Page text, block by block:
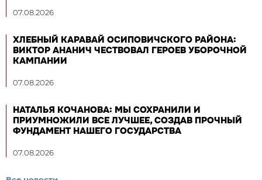
07.08.2026
ХЛЕБНЫЙ КАРАВАЙ ОСИПОВИЧСКОГО РАЙОНА:
ВИКТОР АНАНИЧ ЧЕСТВОВАЛ ГЕРОЕВ УБОРОЧНОЙ
КАМПАНИИ
07.08.2026
НАТАЛЬЯ КОЧАНОВА: МЫ СОХРАНИЛИ И
ПРИУМНОЖИЛИ ВСЕ ЛУЧШЕЕ, СОЗДАВ ПРОЧНЫЙ
ФУНДАМЕНТ НАШЕГО ГОСУДАРСТВА
07.08.2026